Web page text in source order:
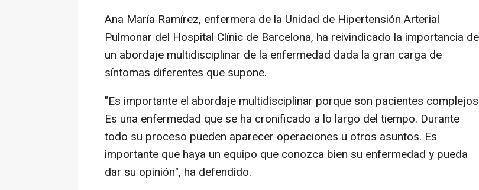
Ana María Ramírez, enfermera de la Unidad de Hipertensión Arterial
Pulmonar del Hospital Clínic de Barcelona, ha reivindicado la importancia de
un abordaje multidisciplinar de la enfermedad dada la gran carga de
síntomas diferentes que supone.
"Es importante el abordaje multidisciplinar porque son pacientes
Es una enfermedad que se ha cronificado a lo largo del tiempo. Durante
todo su proceso pueden aparecer operaciones u otros asuntos. Es
importante que haya un equipo que conozca bien su enfermedad y pueda
dar su opinión", ha defendido.